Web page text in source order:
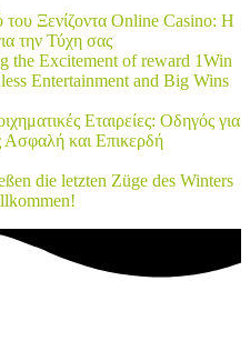
Ξενίζοντα Online Casino: Η
την Τύχη σας
the Excitement of reward 1Win
Entertainment and Big Wins
Εταιρείες: Οδηγός για
Ασφαλή και Επικερδή
die letzten Züge des Winters